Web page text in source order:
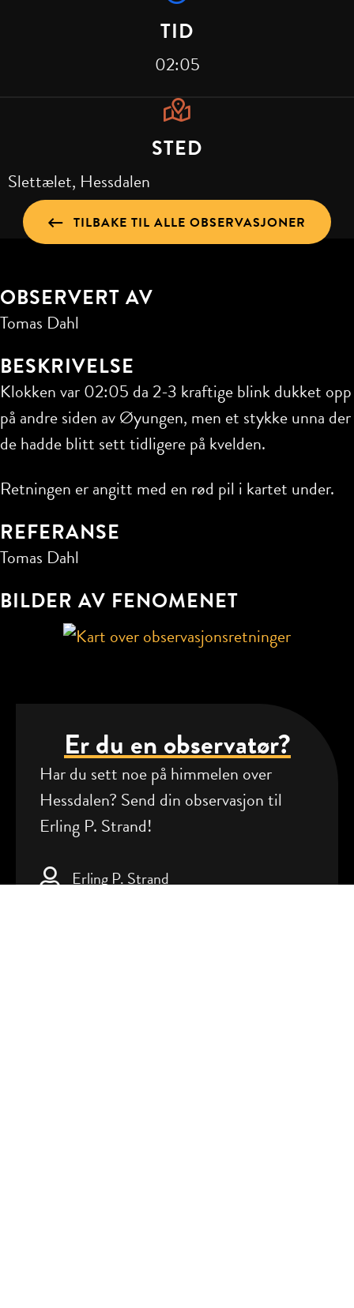
TID
02:05
STED
Slettælet, Hessdalen
TILBAKE TIL ALLE OBSERVASJONER
OBSERVERT AV
Tomas Dahl
BESKRIVELSE
Klokken var 02:05 da 2-3 kraftige blink dukket opp
på andre siden av Øyungen, men et stykke unna der
de hadde blitt sett tidligere på kvelden.
Retningen er angitt med en rød pil i kartet under.
REFERANSE
Tomas Dahl
BILDER AV FENOMENET
Er du en observatør?
Har du sett noe på himmelen over
Hessdalen? Send din observasjon til
Erling P. Strand!
Erling P. Strand